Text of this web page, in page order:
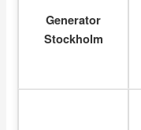
Generator
Stockholm